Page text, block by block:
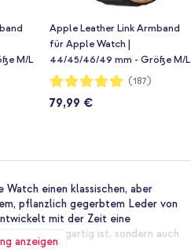
M/L
Apple Leather Link Armband
für Apple Watch |
44/45/46/49 mm - Größe M/L
- Midnight
Bewertung:
99%
(187)
79,99 €
anzeigen
einen klassischen, aber
pflanzlich gegerbtem Leder von
mit der Zeit eine
nur einzigartig ist, sondern auch